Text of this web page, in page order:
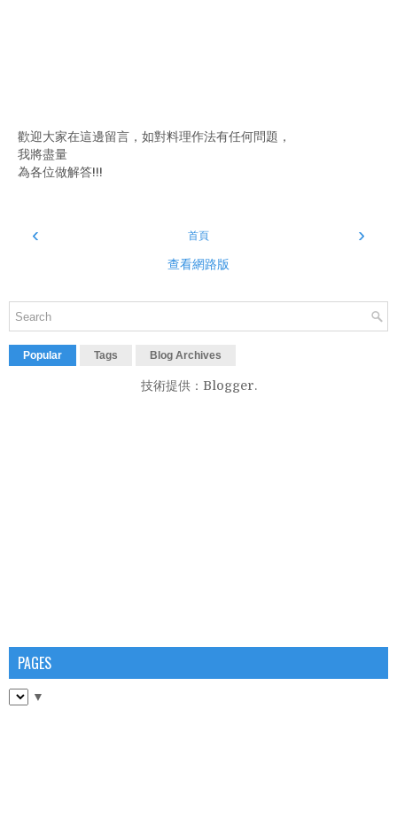
歡迎大家在這邊留言，如對料理作法有任何問題，
我將盡量
為各位做解答!!!
‹ ›
首頁
查看網路版
Popular Tags Blog Archives
技術提供： Blogger.
PAGES
▼